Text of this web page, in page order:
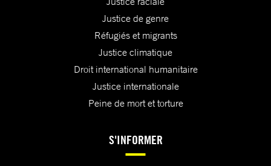
Justice de genre
Réfugiés et migrants
Justice climatique
Droit international humanitaire
Justice internationale
Peine de mort et torture
S'INFORMER